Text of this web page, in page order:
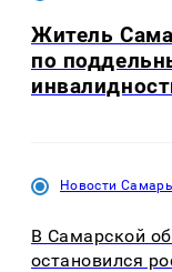
Житель
по
Новости
В Самарской
остановился